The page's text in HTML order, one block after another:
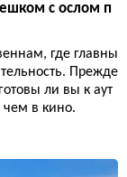
с ослом п
где главны
Прежде
ли вы к аут
чем в кино.